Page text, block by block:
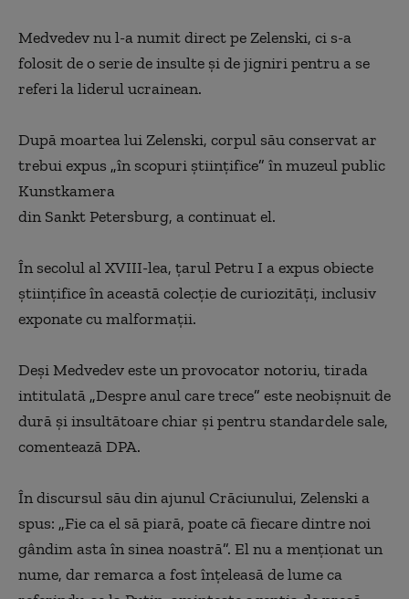
Medvedev nu l-a numit direct pe Zelenski, ci s-a
folosit de o serie de insulte şi de jigniri pentru a se
referi la liderul ucrainean.
După moartea lui Zelenski, corpul său conservat ar
trebui expus „în scopuri ştiinţifice” în muzeul public
Kunstkamera
din Sankt Petersburg, a continuat el.
În secolul al XVIII-lea, ţarul Petru I a expus obiecte
ştiinţifice în această colecţie de curiozităţi, inclusiv
exponate cu malformaţii.
Deşi Medvedev este un provocator notoriu, tirada
intitulată „Despre anul care trece” este neobişnuit de
dură şi insultătoare chiar şi pentru standardele sale,
comentează DPA.
În discursul său din ajunul Crăciunului, Zelenski a
spus: „Fie ca el să piară, poate că fiecare dintre noi
gândim asta în sinea noastră”. El nu a menţionat un
nume, dar remarca a fost înţeleasă de lume ca